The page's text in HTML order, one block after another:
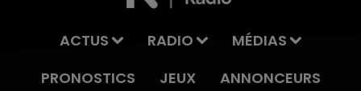
ACTUS RADIO
MÉDIAS
PRONOSTICS
JEUX ANNONCEURS